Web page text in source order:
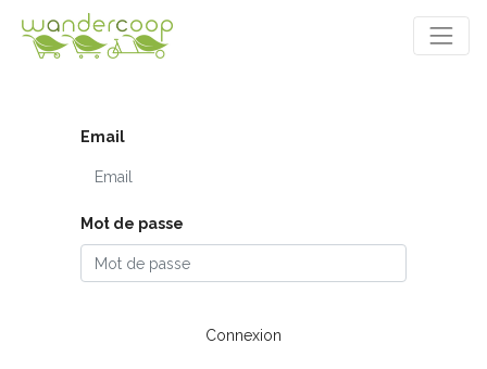
Email
Mot de passe
Connexion